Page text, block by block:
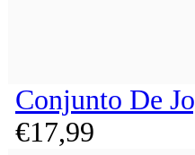
Conjunto De
€17,99